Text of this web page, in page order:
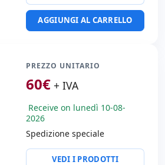
AGGIUNGI AL CARRELLO
PREZZO UNITARIO
60€ + IVA
Receive on lunedì 10-08-
2026
Spedizione speciale
VEDI I PRODOTTI